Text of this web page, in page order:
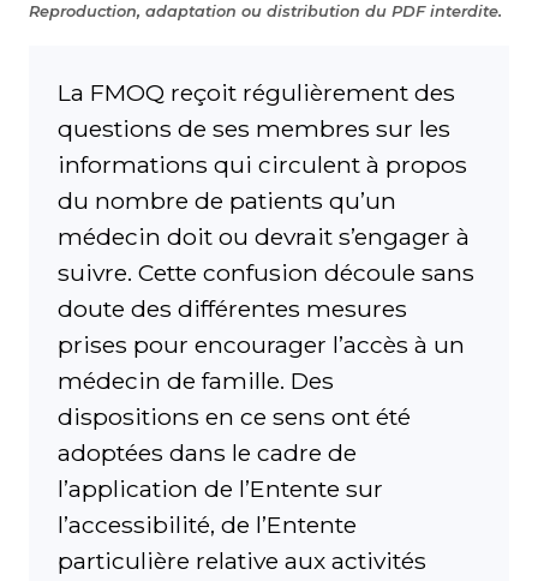
Reproduction, adaptation ou distribution du PDF interdite.
La FMOQ reçoit régulièrement des
questions de ses membres sur les
informations qui circulent à propos
du nombre de patients qu’un
médecin doit ou devrait s’engager à
suivre. Cette confusion découle sans
doute des différentes mesures
prises pour encourager l’accès à un
médecin de famille. Des
dispositions en ce sens ont été
adoptées dans le cadre de
l’application de l’Entente sur
l’accessibilité, de l’Entente
particulière relative aux activités